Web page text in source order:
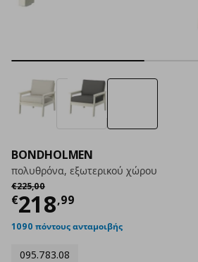
BONDHOLMEN
πολυθρόνα, εξωτερικού χώρου
€225,00
Αρχική τιμή
€218,99
Τρέχουσα τιμή
1090 πόντους ανταμοιβής
095.783.08